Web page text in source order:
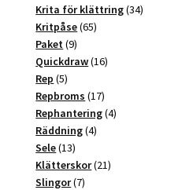
produkter
Krita för klättring 3434
Kritpåse 6565
Paket 99
produkter
Quickdraw 1616
Rep 55
produkter
Repbroms 1717
produkter
Rephantering 44
Räddning 44
Sele 1313
produkter
Klätterskor 2121
Slingor 77